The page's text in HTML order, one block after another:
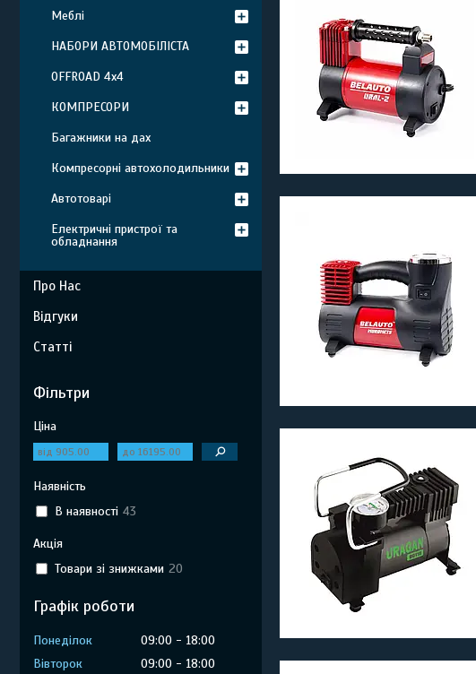
Меблі
НАБОРИ АВТОМОБІЛІСТА
OFFROAD 4х4
КОМПРЕСОРИ
Багажники на дах
Компресорні автохолодильники
Автотоварі
Електричні пристрої та
обладнання
Про Нас
Відгуки
Статті
Фільтри
Ціна
Наявність
В наявності 43
Акція
Товари зі знижками 20
Графік роботи
Понеділок 09:00
18:00
Вівторок
09:00
18:00